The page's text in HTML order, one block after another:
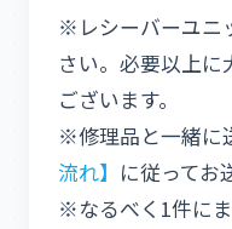
※レシーバーユニ
さい。必要以上
ございます。
※修理品と一緒に
流れ】 に従ってお
※なるべく1件に